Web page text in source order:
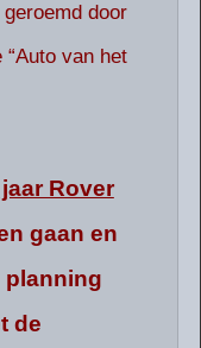
door
van het
Rover
gaan en
planning
de